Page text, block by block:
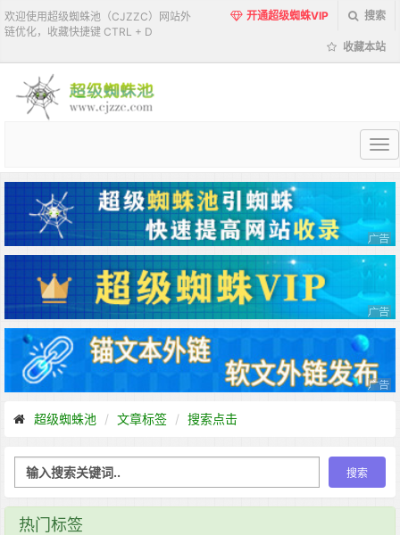
欢迎使用超级蜘蛛池（CJZZC）网站外
链优化，收藏快捷键 CTRL + D
开通超级蜘蛛VIP 搜索
收藏本站
超
蜘
蛛
池
超级蜘蛛池 文章标签 搜索点击
热门标签